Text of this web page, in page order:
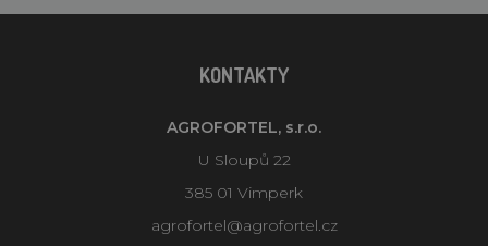
KONTAKTY
AGROFORTEL, s.r.o.
U Sloupů 22
385 01 Vimperk
agrofortel@agrofortel.cz